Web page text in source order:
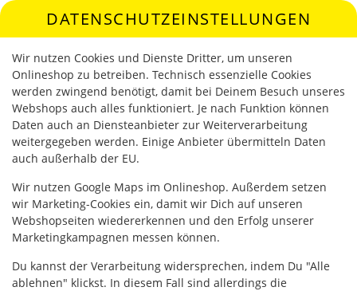
DATENSCHUTZEINSTELLUNGEN
Wir nutzen Cookies und Dienste Dritter, um unseren
Onlineshop zu betreiben. Technisch essenzielle Cookies
werden zwingend benötigt, damit bei Deinem Besuch unseres
Webshops auch alles funktioniert. Je nach Funktion können
Daten auch an Diensteanbieter zur Weiterverarbeitung
weitergegeben werden. Einige Anbieter übermitteln Daten
auch außerhalb der EU.
Wir nutzen Google Maps im Onlineshop. Außerdem setzen
wir Marketing-Cookies ein, damit wir Dich auf unseren
Webshopseiten wiedererkennen und den Erfolg unserer
Marketingkampagnen messen können.
Du kannst der Verarbeitung widersprechen, indem Du "Alle
ablehnen" klickst. In diesem Fall sind allerdings die
DE
SPRACHE ÄNDERN
FANTA 0,5L